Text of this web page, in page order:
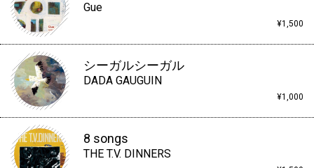
Gue
¥1,500
シーガルシーガル
DADA GAUGUIN
¥1,000
8 songs
THE T.V. DINNERS